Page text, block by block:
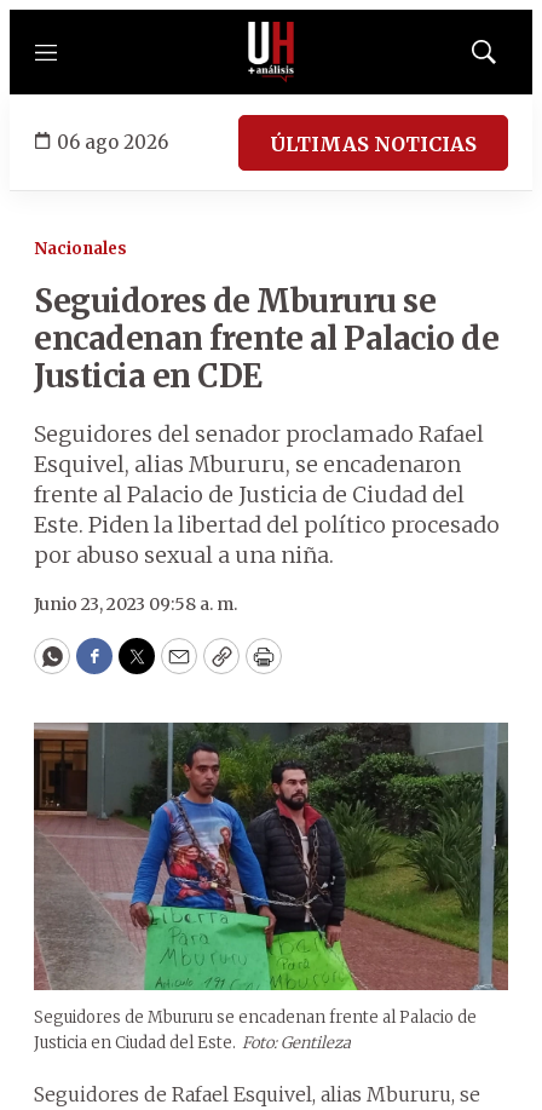
Menú
Mostrar
06 ago 2026 ÚLTIMAS NOTICIAS
Nacionales
Seguidores de Mbururu se
encadenan frente al Palacio de
Justicia en CDE
Seguidores del senador proclamado Rafael
Esquivel, alias Mbururu, se encadenaron
frente al Palacio de Justicia de Ciudad del
Este. Piden la libertad del político procesado
por abuso sexual a una niña.
Junio 23, 2023 09:58 a. m.
WhatsApp
Facebook
Twitter
EmailCopyPrint
Seguidores de Mbururu se encadenan frente al Palacio de
Justicia en Ciudad del Este. Foto: Gentileza
Seguidores de Rafael Esquivel, alias Mbururu, se